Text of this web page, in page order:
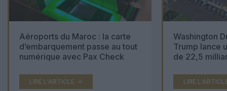
Aéroports du Maroc : la carte
d’embarquement passe au tout
numérique avec Pax Check
LIRE L'ARTICLE
Washington
Trump lance
de 22,5
LIRE